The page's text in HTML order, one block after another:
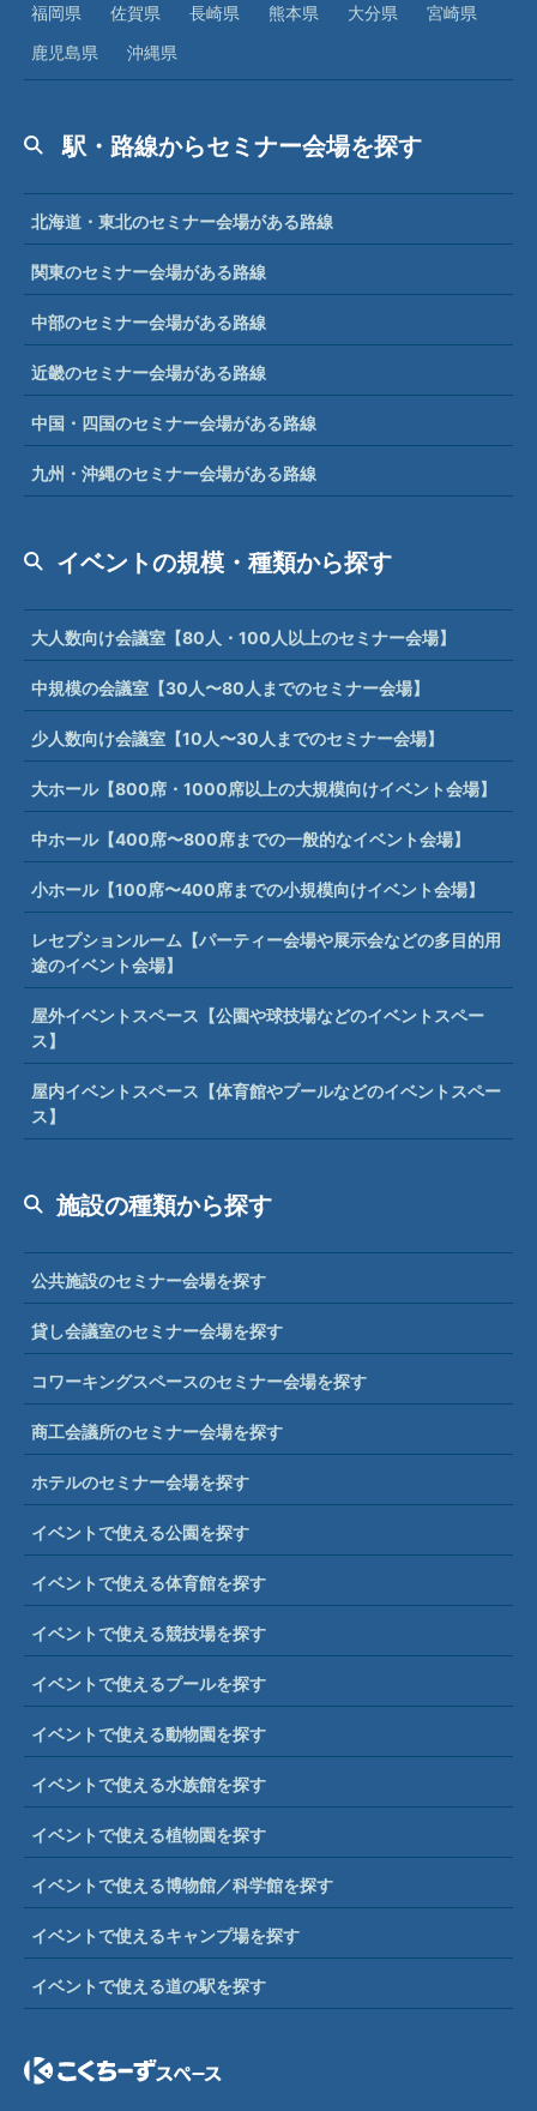
福岡県
佐賀県 長崎県 熊本県 大分県
宮崎県
鹿児島県
沖縄県
駅・路線からセミナー会場を探す
北海道・東北のセミナー会場がある路線
関東のセミナー会場がある路線
中部のセミナー会場がある路線
近畿のセミナー会場がある路線
中国・四国のセミナー会場がある路線
九州・沖縄のセミナー会場がある路線
イベントの規模・種類から探す
大人数向け会議室【80人・100人以上のセミナー会場】
中規模の会議室【30人〜80人までのセミナー会場】
少人数向け会議室【10人〜30人までのセミナー会場】
大ホール【800席・1000席以上の大規模向けイベント会場】
中ホール【400席〜800席までの一般的なイベント会場】
小ホール【100席〜400席までの小規模向けイベント会場】
レセプションルーム【パーティー会場や展示会などの多目的用
途のイベント会場】
屋外イベントスペース【公園や球技場などのイベントスペー
ス】
屋内イベントスペース【体育館やプールなどのイベントスペー
ス】
施設の種類から探す
公共施設のセミナー会場を探す
貸し会議室のセミナー会場を探す
コワーキングスペースのセミナー会場を探す
商工会議所のセミナー会場を探す
ホテルのセミナー会場を探す
イベントで使える公園を探す
イベントで使える体育館を探す
イベントで使える競技場を探す
イベントで使えるプールを探す
イベントで使える動物園を探す
イベントで使える水族館を探す
イベントで使える植物園を探す
イベントで使える博物館／科学館を探す
イベントで使えるキャンプ場を探す
イベントで使える道の駅を探す